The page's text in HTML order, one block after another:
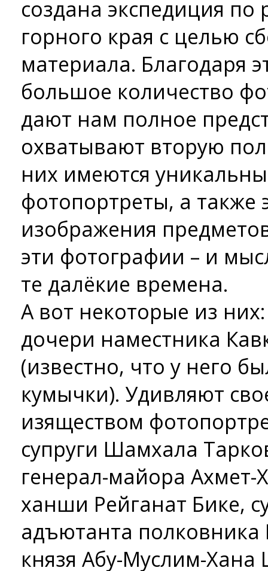
создана экспедиция
горного края с целью
материала. Благодаря
большое количество
дают нам полное
охватывают вторую
них имеются
фотопортреты, а также
изображения
эти фотографии – и
те далёкие времена.
А вот некоторые из
дочери наместника
(известно, что у него
кумычки). Удивляют
изяществом
супруги Шамхала
генерал-майора Ахмет-
ханши Рейганат Бике,
адъютанта
князя Абу-Муслим-